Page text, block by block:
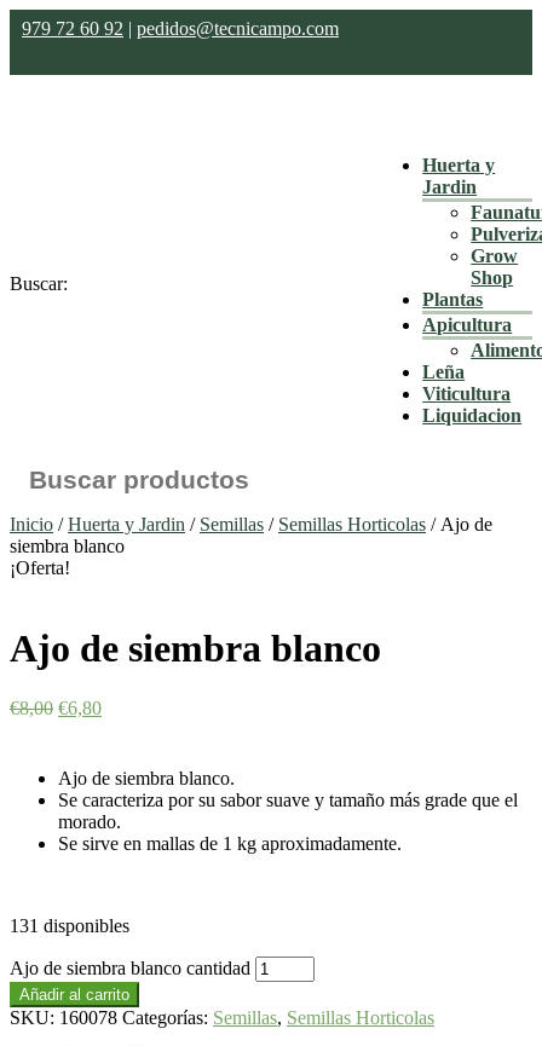
979 72 60 92 | pedidos@tecnicampo.com
Huerta y
Jardin
Grow
Shop
Plantas
Apicultura
Leña
Viticultura
Liquidacion
Buscar:
Inicio /Huerta y Jardin / Semillas / Semillas Horticolas / Ajo de
siembra blanco
¡Oferta!
Ajo de siembra blanco
€8,00 €6,80
Ajo de siembra blanco.
Se caracteriza por su sabor suave y tamaño más grade que el
morado.
Se sirve en mallas de 1 kg aproximadamente.
131 disponibles
Ajo de siembra blanco cantidad
Añadir al carrito
SKU: 160078 Categorías: Semillas, Semillas Horticolas